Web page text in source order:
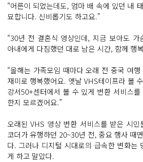
“어른이 되었는데도, 엄마 배 속에 있던 내
묘합니다. 신비롭기도 하고요.”
“30년 전 결혼식 영상인데, 지금 보아도 가
아내에게 다짐했던 대로 남은 시간, 함께 행
“올해는 가족모임 때마다 오래 전 중국 여
재미로 행복했어요. 옛날 VHS테이프라 볼
강서50+센터에서 볼 수 있게 변환 서비스
한지 모르겠어요.”
오래된 VHS 영상 변환 서비스를 받은 시민
코더가 유행하던 20~30년 전, 중요 행사 때
다. 그러나 디지털 시대로의 급속한 변화는
게 하고 말았다.